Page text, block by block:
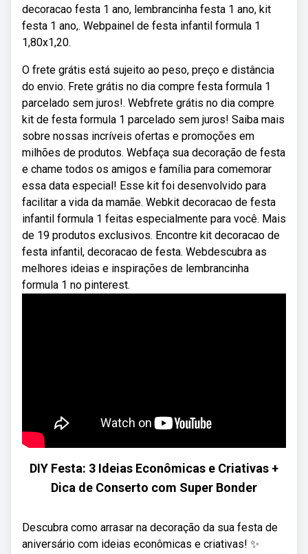
decoracao festa 1 ano, lembrancinha festa 1 ano, kit
festa 1 ano,. Webpainel de festa infantil formula 1
1,80x1,20.
O frete grátis está sujeito ao peso, preço e distância
do envio. Frete grátis no dia compre festa formula 1
parcelado sem juros!. Webfrete grátis no dia compre
kit de festa formula 1 parcelado sem juros! Saiba mais
sobre nossas incríveis ofertas e promoções em
milhões de produtos. Webfaça sua decoração de festa
e chame todos os amigos e família para comemorar
essa data especial! Esse kit foi desenvolvido para
facilitar a vida da mamãe. Webkit decoracao de festa
infantil formula 1 feitas especialmente para você. Mais
de 19 produtos exclusivos. Encontre kit decoracao de
festa infantil, decoracao de festa. Webdescubra as
melhores ideias e inspirações de lembrancinha
formula 1 no pinterest.
DIY Festa: 3 Ideias Econômicas e Criativas +
Dica de Conserto com Super Bonder
Descubra como arrasar na decoração da sua festa de
aniversário com ideias econômicas e criativas! ✨